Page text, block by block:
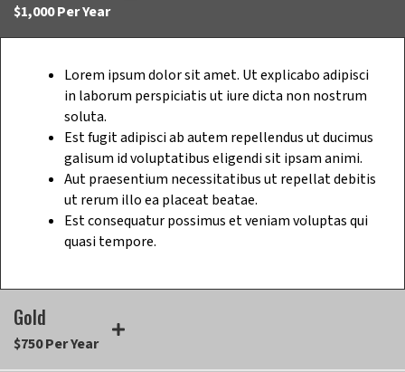
$1,000 Per Year
Lorem ipsum dolor sit amet. Ut explicabo adipisci
in laborum perspiciatis ut iure dicta non nostrum
soluta.
Est fugit adipisci ab autem repellendus ut ducimus
galisum id voluptatibus eligendi sit ipsam animi.
Aut praesentium necessitatibus ut repellat debitis
ut rerum illo ea placeat beatae.
Est consequatur possimus et veniam voluptas qui
quasi tempore.
Gold
$750 Per Year